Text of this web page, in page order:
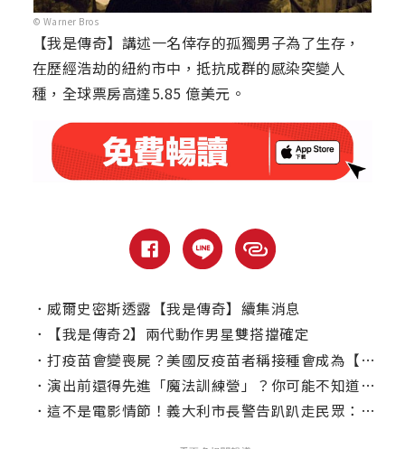
© Warner Bros
【我是傳奇】講述一名倖存的孤獨男子為了生存，
在歷經浩劫的紐約市中，抵抗成群的感染突變人
種，全球票房高達5.85 億美元。
． 威爾史密斯透露【我是傳奇】續集消息
．
【我是傳奇2】兩代動作男星雙搭擋確定
． 打疫苗會變喪屍？美國反疫苗者稱接種會成為【我是傳奇】例子
． 演出前還得先進「魔法訓練營」？你可能不知道的有趣電影幕後
． 這不是電影情節！義大利市長警告趴趴走民眾：你不是威爾史密斯